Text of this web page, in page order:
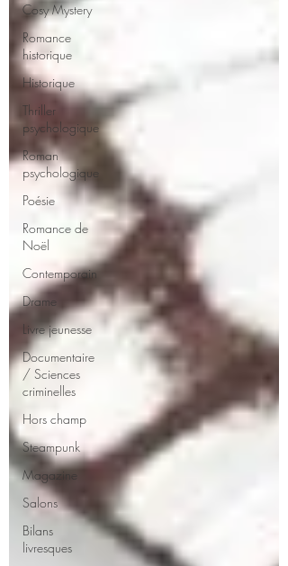
Cosy Mystery
Romance
historique
Historique
Thriller
psychologique
Roman
psychologique
Poésie
Romance de
Noël
Contemporain
Drame
Livre jeunesse
Documentaire
/ Sciences
criminelles
Hors champ
Steampunk
Magazine
Salons
Bilans
livresques